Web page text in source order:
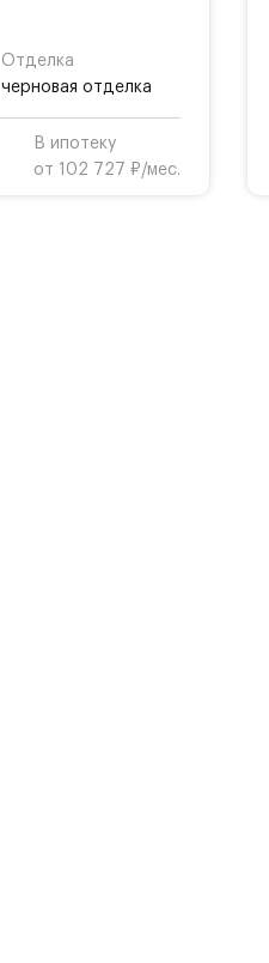
Отделка
черновая отделка
В ипотеку
от 102 727 ₽/мес.